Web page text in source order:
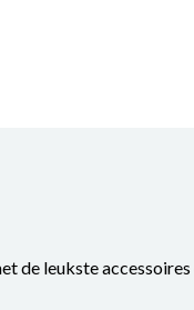
de leukste accessoires